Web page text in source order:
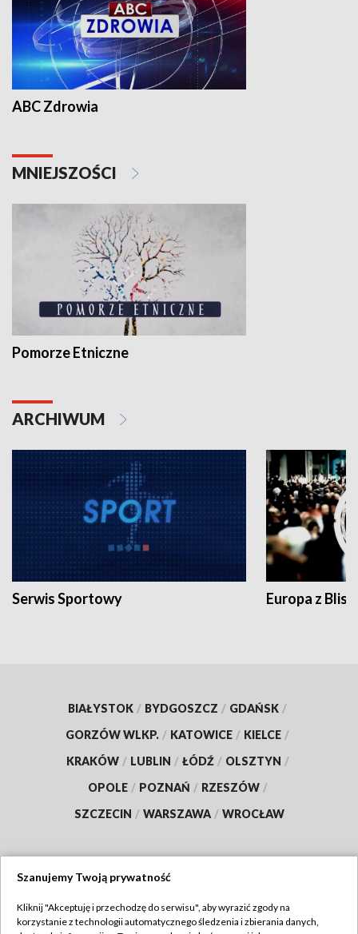
ABC Zdrowia
MNIEJSZOŚCI
Pomorze Etniczne
ARCHIWUM
Serwis Sportowy Europa z
BIAŁYSTOK / BYDGOSZCZ / GDAŃSK /
GORZÓW WLKP. / KATOWICE / KIELCE /
KRAKÓW / LUBLIN / ŁÓDŹ / OLSZTYN /
OPOLE / POZNAŃ / RZESZÓW /
SZCZECIN / WARSZAWA / WROCŁAW
TVP
Szanujemy Twoją prywatność
Kliknij "Akceptuję i przechodzę do serwisu", aby wyrazić zgody na
korzystanie z technologii automatycznego śledzenia i zbierania danych,